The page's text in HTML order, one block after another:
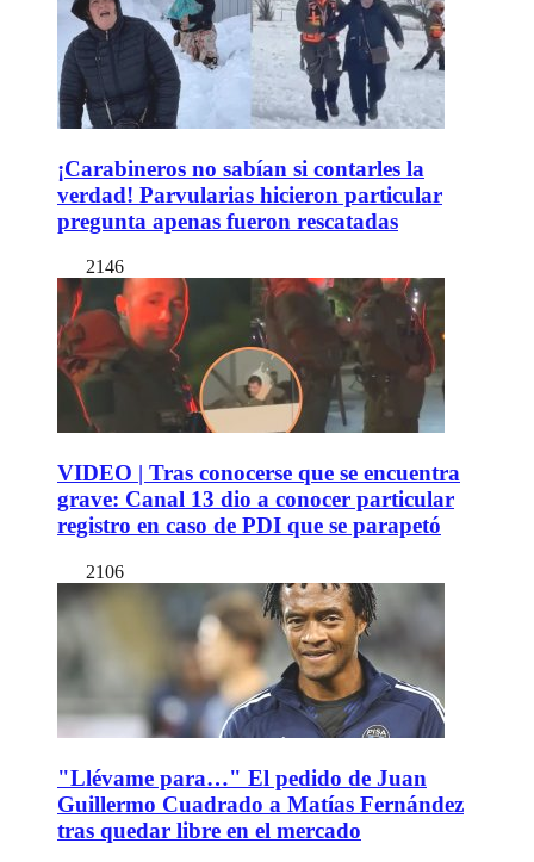
¡Carabineros no sabían si contarles la
verdad! Parvularias hicieron particular
pregunta apenas fueron rescatadas
2146
VIDEO | Tras conocerse que se encuentra
grave: Canal 13 dio a conocer particular
registro en caso de PDI que se parapetó
2106
"Llévame para…" El pedido de Juan
Guillermo Cuadrado a Matías Fernández
tras quedar libre en el mercado